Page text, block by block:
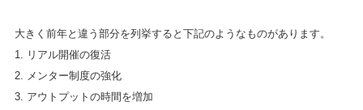
大きく前年と違う部分を列挙すると下記のようなものがあります。
1. リアル開催の復活
2. メンター制度の強化
3. アウトプットの時間を増加